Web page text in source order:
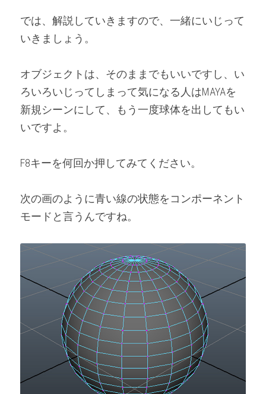
では、解説していきますので、一緒にいじって
いきましょう。
オブジェクトは、そのままでもいいですし、い
ろいろいじってしまって気になる人はMAYAを
新規シーンにして、もう一度球体を出してもい
いですよ。
F8キーを何回か押してみてください。
次の画のように青い線の状態をコンポーネント
モードと言うんですね。